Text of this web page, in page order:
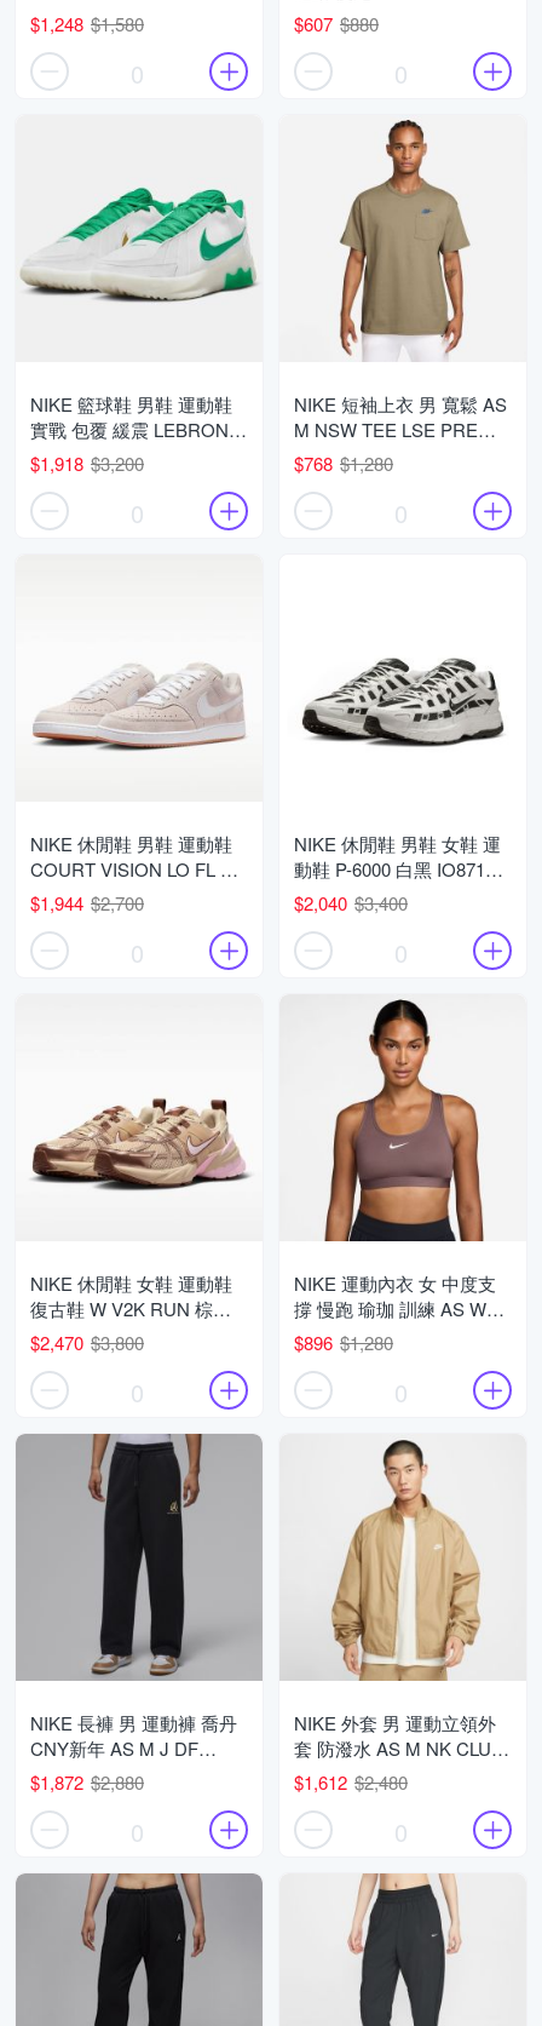
9IN UL 黑 DV9331-010
$1,248 $1,580
0
CLUB TEE 白 AR4999-101
$607 $880
0
NIKE 籃球鞋 男鞋 運動鞋
實戰 包覆 緩震 LEBRON
WITNESS IX EP 白綠
HQ8035-101 (3B3730)
$1,918 $3,200
0
NIKE 短袖上衣 男 寬鬆 AS
M NSW TEE LSE PRE
ESS SUST 卡其 IH1124-
213 (3S4889)
$768 $1,280
0
NIKE 休閒鞋 男鞋 運動鞋
COURT VISION LO FL 粉
褐 IO7727-100 (3N1420)
$1,944 $2,700
0
NIKE 休閒鞋 男鞋 女鞋 運
動鞋 P-6000 白黑 IO8711-
101 (3N1434)
$2,040 $3,400
0
NIKE 休閒鞋 女鞋 運動鞋
復古鞋 W V2K RUN 棕膚
粉 FD0736-115 (2W6005)
$2,470 $3,800
0
NIKE 運動內衣 女 中度支
撐 慢跑 瑜珈 訓練 AS W
NK SWSH MED SPT BRA
$896 $1,280
0
NIKE 長褲 男 運動褲 喬丹
CNY新年 AS M J DF
SPRT HOOP PANT CNY
$1,872 $2,880
0
NIKE 外套 男 運動立領外
套 防潑水 AS M NK CLUB
ROSCOE FZ JKT 焦糖棕
HV1140-297 (2S4822)
$1,612 $2,480
0